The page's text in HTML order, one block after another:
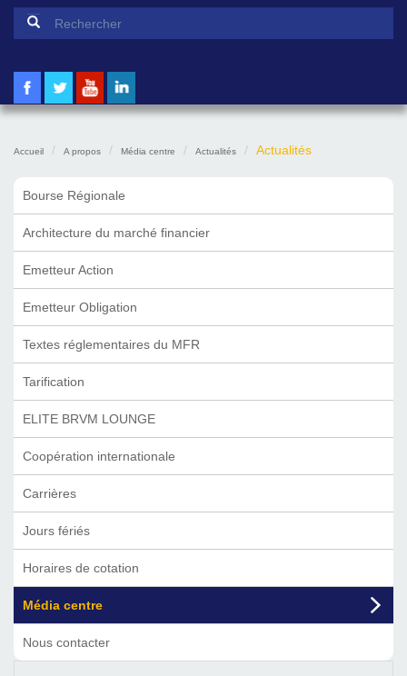
Formulaire de recherche
Accueil A propos Média centre Actualités Actualités
Bourse Régionale
Architecture du marché financier
Emetteur Action
Emetteur Obligation
Textes réglementaires du MFR
Tarification
ELITE BRVM LOUNGE
Coopération internationale
Carrières
Jours fériés
Horaires de cotation
Média centre
Nous contacter